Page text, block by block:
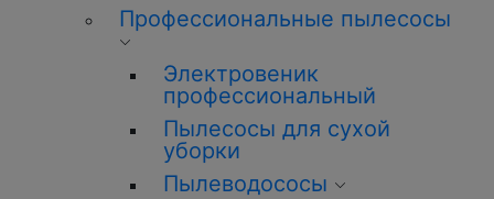
Профессиональные пылесосы
Электровеник
профессиональный
Пылесосы для сухой
уборки
Пылеводососы